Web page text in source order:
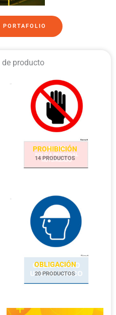
PORTAFOLIO
de producto
PROHIBICIÓN
14 PRODUCTOS
OBLIGACIÓN
20 PRODUCTOS